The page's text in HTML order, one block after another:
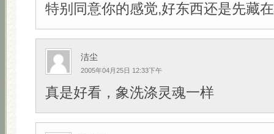
特别同意你的感觉,好东西还是先藏
洁尘
2005年04月25日 12:33下午
真是好看，象洗涤灵魂一样